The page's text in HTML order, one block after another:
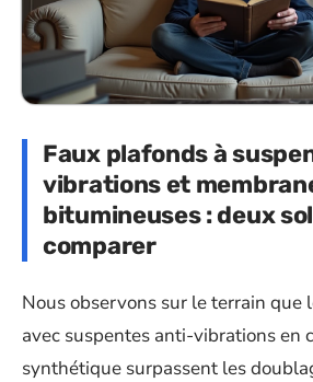
Faux plafonds à
vibrations et
bitumineuses : deux
comparer
Nous observons sur le terrain que
avec suspentes anti-vibrations en
synthétique surpassent les